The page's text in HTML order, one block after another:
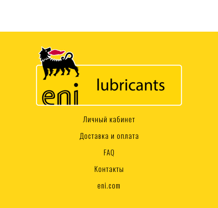
Личный кабинет
Доставка и оплата
FAQ
Контакты
eni.com